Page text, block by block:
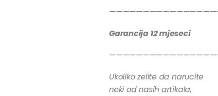
Garancija 12 mjeseci
Ukoliko zelite da narucite
neki od nasih artikala,